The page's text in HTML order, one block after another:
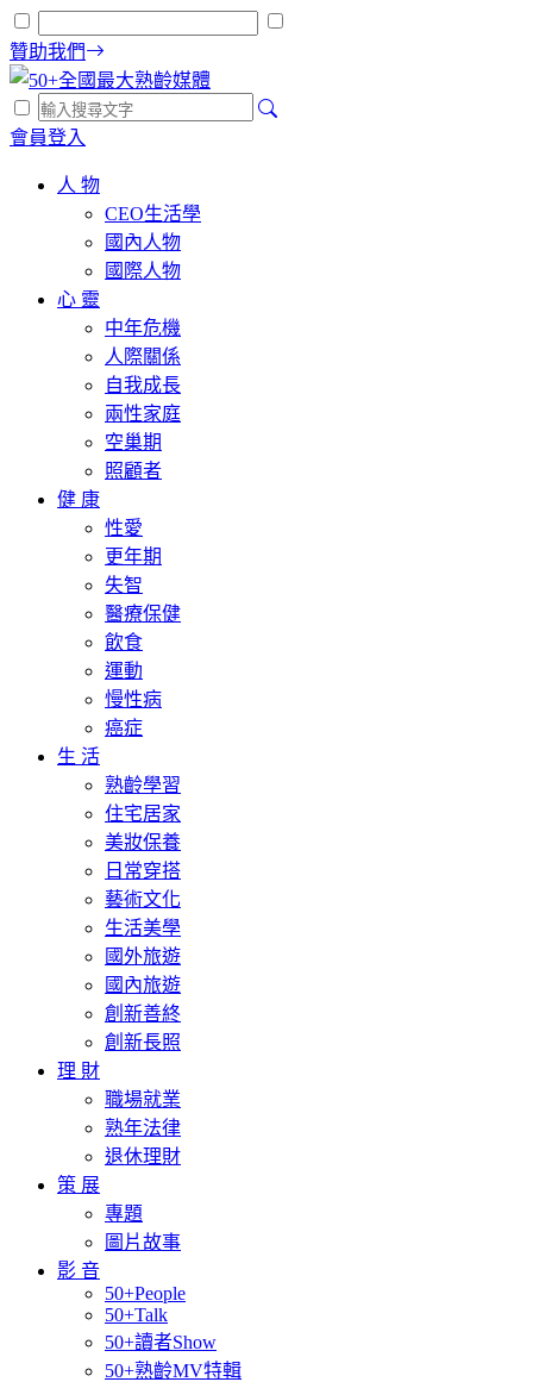
贊助我們
會員登入
人 物
CEO生活學
國內人物
國際人物
心 靈
中年危機
人際關係
自我成長
兩性家庭
空巢期
照顧者
健 康
性愛
更年期
失智
醫療保健
飲食
運動
慢性病
癌症
生 活
熟齡學習
住宅居家
美妝保養
日常穿搭
藝術文化
生活美學
國外旅遊
國內旅遊
創新善終
創新長照
理 財
職場就業
熟年法律
退休理財
策 展
專題
圖片故事
影 音
50+People
50+Talk
50+讀者Show
50+熟齡MV特輯